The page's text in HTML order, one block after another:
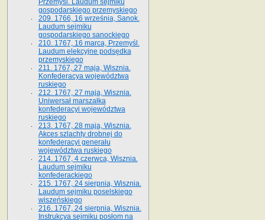
Przemyśl. Laudum sejmiku
gospodarskiego przemyskiego
209. 1766, 16 września, Sanok.
Laudum sejmiku
gospodarskiego sanockiego
210. 1767, 16 marca, Przemyśl.
Laudum elekcyjne podsędka
przemyskiego
211. 1767, 27 maja, Wisznia.
Konfederacya województwa
ruskiego
212. 1767, 27 maja, Wisznia.
Uniwersał marszałka
konfederacyi województwa
ruskiego
213. 1767, 28 maja, Wisznia.
Akces szlachty drobnej do
konfederacyi generału
województwa ruskiego
214. 1767, 4 czerwca, Wisznia.
Laudum sejmiku
konfederackiego
215. 1767, 24 sierpnia, Wisznia.
Laudum sejmiku poselskiego
wiszeńskiego
216. 1767, 24 sierpnia, Wisznia.
Instrukcya sejmiku posłom na